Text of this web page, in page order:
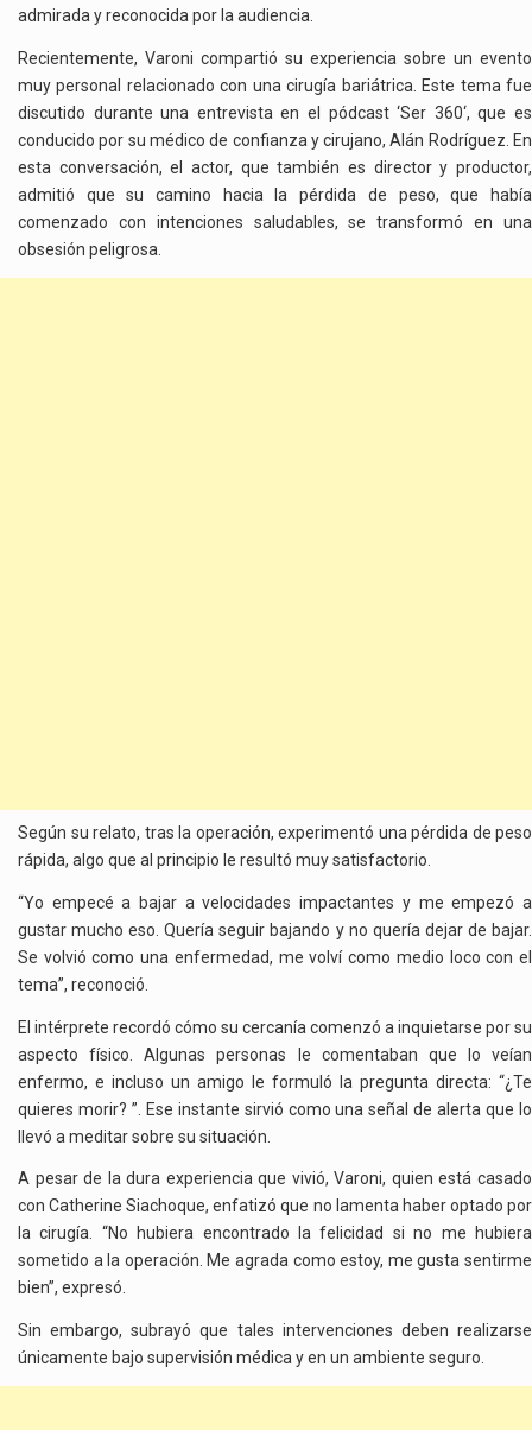
admirada y reconocida por la audiencia.
Recientemente, Varoni compartió su experiencia sobre un evento
muy personal relacionado con una cirugía bariátrica. Este tema fue
discutido durante una entrevista en el pódcast ‘Ser 360‘, que es
conducido por su médico de confianza y cirujano, Alán Rodríguez. En
esta conversación, el actor, que también es director y productor,
admitió que su camino hacia la pérdida de peso, que había
comenzado con intenciones saludables, se transformó en una
obsesión peligrosa.
Según su relato, tras la operación, experimentó una pérdida de peso
rápida, algo que al principio le resultó muy satisfactorio.
“Yo empecé a bajar a velocidades impactantes y me empezó a
gustar mucho eso. Quería seguir bajando y no quería dejar de bajar.
Se volvió como una enfermedad, me volví como medio loco con el
tema”, reconoció.
El intérprete recordó cómo su cercanía comenzó a inquietarse por su
aspecto físico. Algunas personas le comentaban que lo veían
enfermo, e incluso un amigo le formuló la pregunta directa: “¿Te
quieres morir? ”. Ese instante sirvió como una señal de alerta que lo
llevó a meditar sobre su situación.
A pesar de la dura experiencia que vivió, Varoni, quien está casado
con Catherine Siachoque, enfatizó que no lamenta haber optado por
la cirugía. “No hubiera encontrado la felicidad si no me hubiera
sometido a la operación. Me agrada como estoy, me gusta sentirme
bien”, expresó.
Sin embargo, subrayó que tales intervenciones deben realizarse
únicamente bajo supervisión médica y en un ambiente seguro.